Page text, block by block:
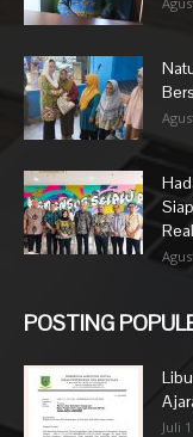
POSTING
Juli